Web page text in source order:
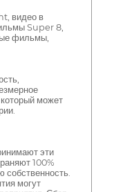
видео в
Super 8,
фильмы,
может
эти
100%
собственность.
могут